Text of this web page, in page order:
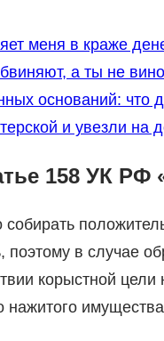
меня в краже
а ты не
оснований: что
и увезли на
158 УК РФ
собирать
поэтому в случае
корыстной
нажитого